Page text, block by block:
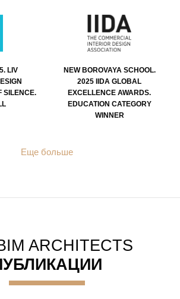
LIV
SILENCE.
NEW BOROVAYA SCHOOL.
2025 IIDA GLOBAL
EXCELLENCE AWARDS.
EDUCATION CATEGORY
WINNER
Еще больше
ARCHITECTS